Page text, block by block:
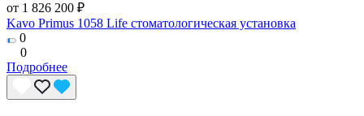
от 1 826 200 ₽
Kavo Primus 1058 Life стоматологическая установка
0
0
Подробнее